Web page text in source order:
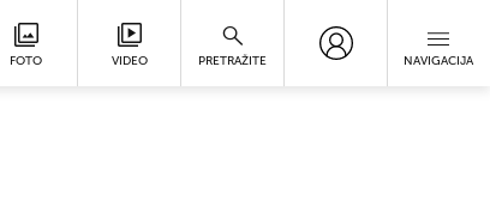
FOTO VIDEO PRETRAŽITE NAVIGACIJA